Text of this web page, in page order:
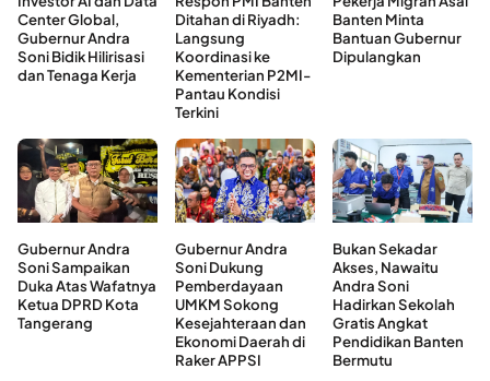
Center Global,
Gubernur Andra
Soni Bidik Hilirisasi
dan Tenaga Kerja
Ditahan di Riyadh:
Langsung
Koordinasi ke
Kementerian P2MI-
Pantau Kondisi
Terkini
Banten Minta
Bantuan Gubernur
Dipulangkan
Gubernur Andra
Soni Sampaikan
Duka Atas Wafatnya
Ketua DPRD Kota
Tangerang
Gubernur Andra
Soni Dukung
Pemberdayaan
UMKM Sokong
Kesejahteraan dan
Ekonomi Daerah di
Raker APPSI
Bukan Sekadar
Akses, Nawaitu
Andra Soni
Hadirkan Sekolah
Gratis Angkat
Pendidikan Banten
Bermutu